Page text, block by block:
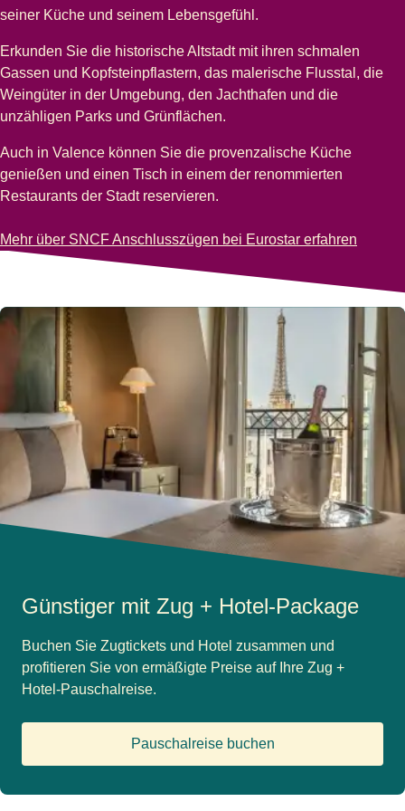
seiner Küche und seinem Lebensgefühl.
Erkunden Sie die historische Altstadt mit ihren schmalen
Gassen und Kopfsteinpflastern, das malerische Flusstal, die
Weingüter in der Umgebung, den Jachthafen und die
unzähligen Parks und Grünflächen.
Auch in Valence können Sie die provenzalische Küche
genießen und einen Tisch in einem der renommierten
Restaurants der Stadt reservieren.
Mehr über SNCF Anschlusszügen bei Eurostar erfahren
-Städtetrip nach Valence
Günstiger mit Zug + Hotel-Package
Buchen Sie Zugtickets und Hotel zusammen und
profitieren Sie von ermäßigte Preise auf Ihre Zug +
Hotel-Pauschalreise.
Pauschalreise buchen